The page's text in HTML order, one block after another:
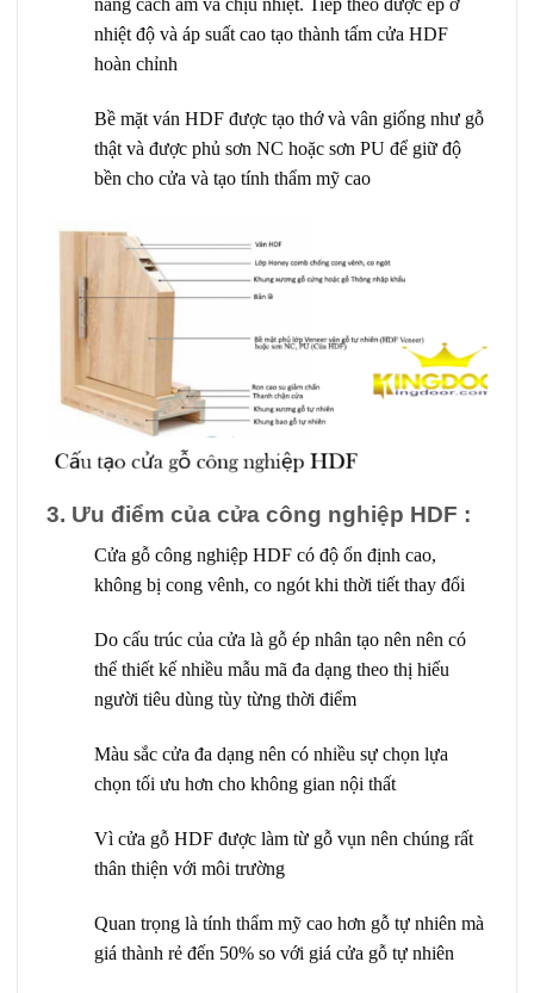
năng cách âm và chịu nhiệt. Tiếp theo được ép ở
nhiệt độ và áp suất cao tạo thành tấm cửa HDF
hoàn chỉnh
Bề mặt ván HDF được tạo thớ và vân giống như gỗ
thật và được phủ sơn NC hoặc sơn PU để giữ độ
bền cho cửa và tạo tính thẩm mỹ cao
3. Ưu điểm của cửa công nghiệp HDF :
Cửa gỗ công nghiệp HDF có độ ổn định cao,
không bị cong vênh, co ngót khi thời tiết thay đổi
Do cấu trúc của cửa là gỗ ép nhân tạo nên nên có
thể thiết kế nhiều mẫu mã đa dạng theo thị hiếu
người tiêu dùng tùy từng thời điểm
Màu sắc cửa đa dạng nên có nhiều sự chọn lựa
chọn tối ưu hơn cho không gian nội thất
Vì cửa gỗ HDF được làm từ gỗ vụn nên chúng rất
thân thiện với môi trường
Quan trọng là tính thẩm mỹ cao hơn gỗ tự nhiên mà
giá thành rẻ đến 50% so với giá cửa gỗ tự nhiên